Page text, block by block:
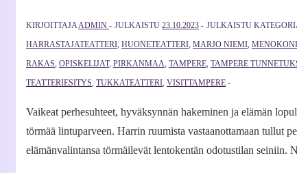
KIRJOITTAJAADMIN JULKAISTU 23.10.2023 JULKAISTU
HARRASTAJATEATTERI, HUONETEATTERI, MARJO NIEMI,
RAKAS, OPISKELIJAT, PIRKANMAA, TAMPERE, TAMPERE
TEATTERIESITYS, TUKKATEATTERI, VISITTAMPERE
Vaikeat perhesuhteet, hyväksynnän hakeminen ja elämän
törmää lintuparveen. Harrin ruumista vastaanottamaan tullut
elämänvalintansa törmäilevät lentokentän odotustilan seiniin.